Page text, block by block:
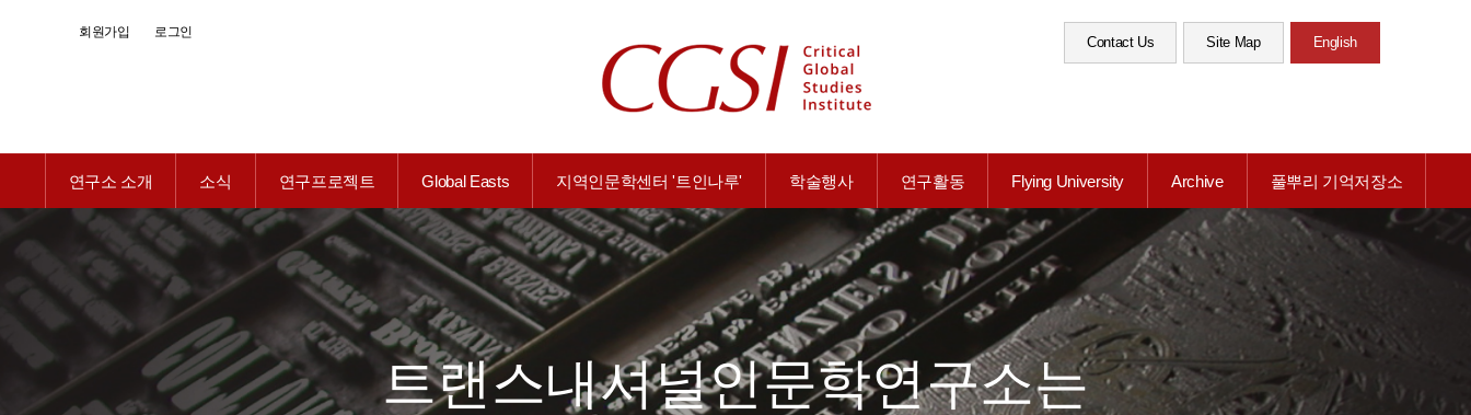
회원가입 로그인
Contact Us Site Map English
연구소 소개 소식 연구프로젝트 Global Easts 지역인문학센터 '트인나루' 학술행사 연구활동 Flying University Archive 풀뿌리 기억저장소
트랜스내셔널인문학연구소는